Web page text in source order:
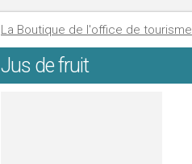
La Boutique de l'office de tourisme
Jus de fruit